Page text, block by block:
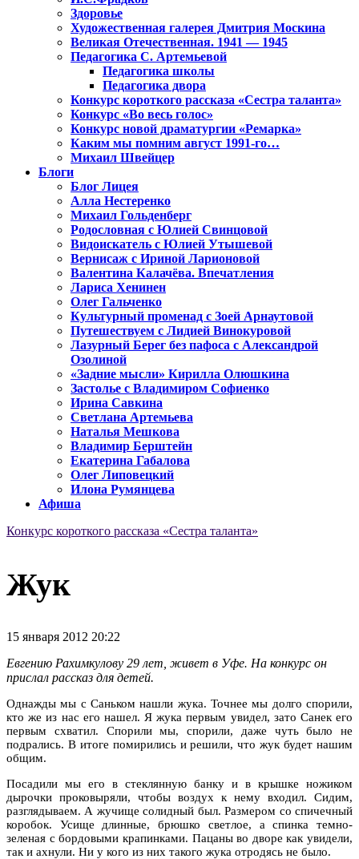
Здоровье
Художественная галерея Дмитрия Москина
Великая Отечественная. 1941 — 1945
Педагогика С. Артемьевой
Педагогика школы
Педагогика двора
Конкурс короткого рассказа «Сестра таланта»
Конкурс «Во весь голос»
Конкурс новой драматургии «Ремарка»
Каким мы помним август 1991-го…
Михаил Швейцер
Блоги
Блог Лицея
Алла Нестеренко
Михаил Гольденберг
Родословная с Юлией Свинцовой
Видоискатель с Юлией Утышевой
Вернисаж с Ириной Ларионовой
Валентина Калачёва. Впечатления
Лариса Хенинен
Олег Гальченко
Культурный променад с Зоей Арнаутовой
Путешествуем с Лидией Винокуровой
Лазурный Берег без пафоса с Александрой
Озолиной
«Задние мысли» Кирилла Олюшкина
Застолье с Владимиром Софиенко
Ирина Савкина
Светлана Артемьева
Наталья Мешкова
Владимир Берштейн
Екатерина Габалова
Олег Липовецкий
Илона Румянцева
Афиша
Конкурс короткого рассказа «Сестра таланта»
Жук
15 января 2012 20:22
Евгению Рахимкулову 29 лет, живет в Уфе. На конкурс он
прислал рассказ для детей.
Однажды мы с Саньком нашли жука. Точнее мы долго спорили,
кто же из нас его нашел. Я жука первым увидел, зато Санек его
первым схватил. Спорили мы, спорили, даже чуть было не
подрались. В итоге помирились и решили, что жук будет нашим
общим.
Посадили мы его в стеклянную банку и в крышке ножиком
дырочки проковыряли, чтобы воздух к нему входил. Сидим,
разглядываем. А жучище солидный был. Размером со спичечный
коробок. Усище длинные, брюшко светлое, а спинка темно-
зеленая с бордовыми крапинками. Пацаны во дворе как увидели,
так и ахнули. Ни у кого из них такого жука отродясь не было.